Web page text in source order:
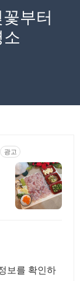
부터
광고
보를 확인하